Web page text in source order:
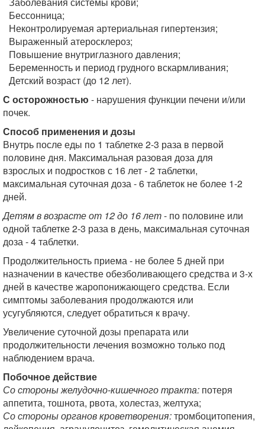
Бессонница;
Неконтролируемая артериальная гипертензия;
Выраженный атеросклероз;
Повышение внутриглазного давления;
Беременность и период грудного вскармливания;
Детский возраст (до 12 лет).
С осторожностью - нарушения функции печени и/или
почек.
Способ применения и дозы
Внутрь после еды по 1 таблетке 2-3 раза в первой
половине дня. Максимальная разовая доза для
взрослых и подростков с 16 лет - 2 таблетки,
максимальная суточная доза - 6 таблеток не более 1-2
дней.
Детям в возрасте от 12 до 16 лет- по половине или
одной таблетке 2-3 раза в день, максимальная суточная
доза - 4 таблетки.
Продолжительность приема - не более 5 дней при
назначении в качестве обезболивающего средства и 3-х
дней в качестве жаропонижающего средства. Если
симптомы заболевания продолжаются или
усугубляются, следует обратиться к врачу.
Увеличение суточной дозы препарата или
продолжительности лечения возможно только под
наблюдением врача.
Побочное действие
Со стороны желудочно-кишечного тракта: потеря
аппетита, тошнота, рвота, холестаз, желтуха;
Со стороны органов кроветворения:тромбоцитопения,